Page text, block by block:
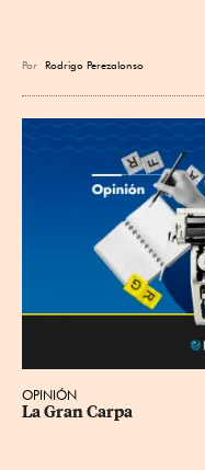
Por Rodrigo Perezalonso
OPINIÓN
La Gran Carpa